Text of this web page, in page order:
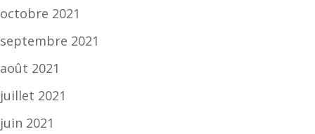
octobre 2021
septembre 2021
août 2021
juillet 2021
juin 2021